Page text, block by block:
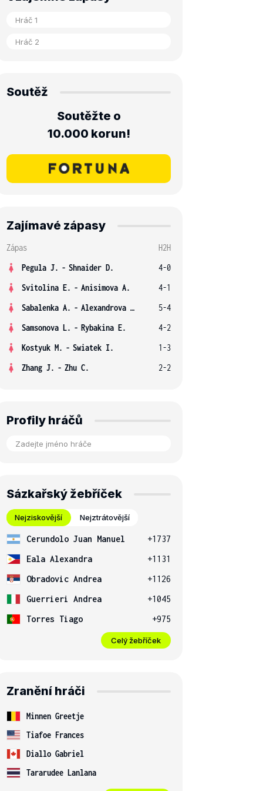
Soutěž
Soutěžte o
10.000 korun!
Zajímavé zápasy
Zápas
H2H
Pegula J. - Shnaider D.
4-0
Svitolina E. - Anisimova A.
4-1
Sabalenka A. - Alexandrova E.
5-4
Samsonova L. - Rybakina E.
4-2
Kostyuk M. - Swiatek I.
1-3
Zhang J. - Zhu C. 2-2
Profily hráčů
Sázkařský žebříček
Nejziskovější Nejztrátovější
Cerundolo Juan Manuel
+1737
Eala Alexandra
+1131
Obradovic Andrea
+1126
Guerrieri Andrea
+1045
Torres Tiago
+975
Celý žebříček
Zranění hráči
Minnen Greetje
Tiafoe Frances
Diallo Gabriel
Tararudee Lanlana